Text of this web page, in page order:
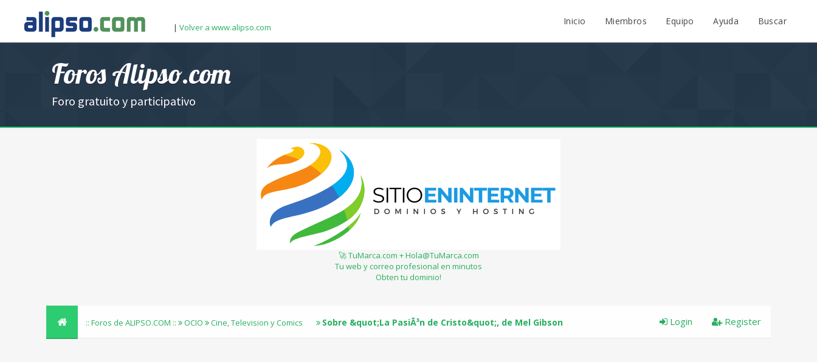
| Volver a www.alipso.com
Inicio Miembros Equipo Ayuda Buscar
Foros Alipso.com
Foro gratuito y participativo
🚀 TuMarca.com + Hola@TuMarca.com
Tu web y correo profesional en minutos
Obten tu dominio!
:: Foros de ALIPSO.COM :: OCIO Cine, Television y Comics Sobre &quot;La PasiÃ³n de Cristo&quot;, de Mel Gibson Register
Login